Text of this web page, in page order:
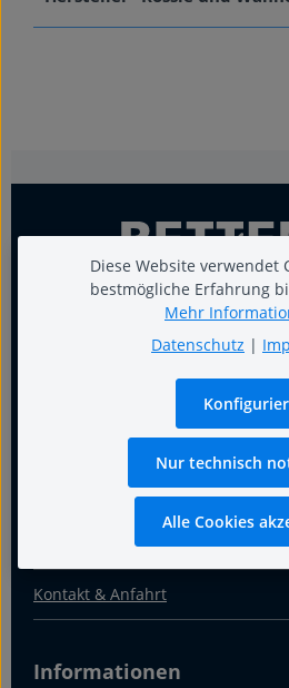
Für guten Schlaf
Warum Fachgeschäft
Kontakt & Anfahrt
Informationen
Diese Website verwendet
bestmögliche Erfahrung
Mehr
Datenschutz |
Nur technisch
Alle Cookies